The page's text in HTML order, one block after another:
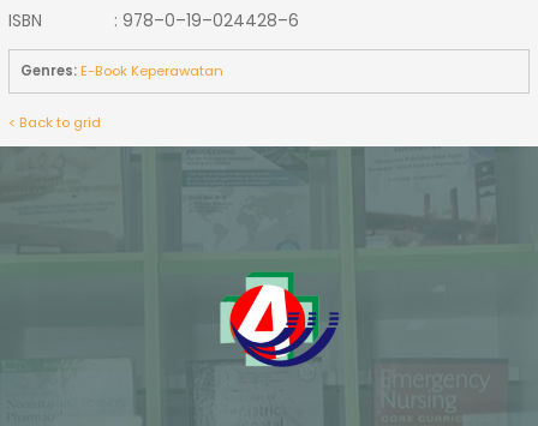
ISBN : 978–0–19–024428–6
Genres:E-Book Keperawatan
< Back to grid